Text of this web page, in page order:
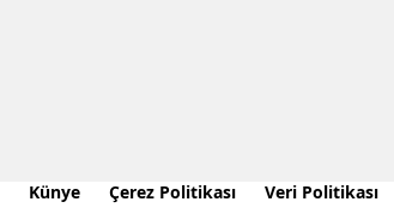
Künye Çerez Politikası Veri Politikası